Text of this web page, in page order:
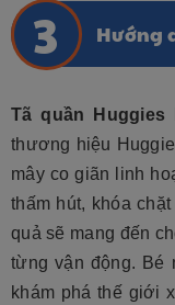
Hướng
Tã quần Huggies
thương hiệu
mây co giãn linh
thấm hút, khóa
quả sẽ mang đến
từng vận động. Bé
khám phá thế giới